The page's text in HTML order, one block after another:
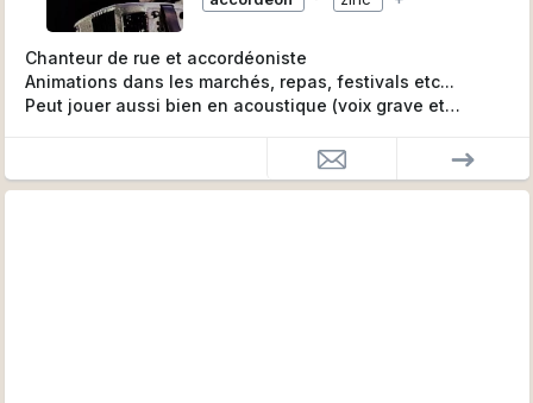
Chanteur de rue et accordéoniste
Animations dans les marchés, repas, festivals etc...
Peut jouer aussi bien en acoustique (voix grave et
Auteur, compositeur et membre du groupe 'BrindZinc'